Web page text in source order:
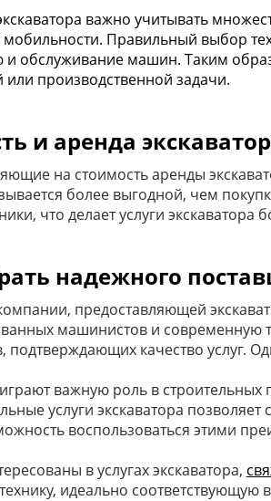
важно учитывать
Правильный выбор
и обслуживание машин. Таким
или производственной задачи.
и аренда
на стоимость аренды
более выгодной, чем
что делает услуги
надежного
предоставляющей
машинистов и современную
подтверждающих качество услуг.
важную роль в
услуги экскаватора
воспользоваться этими
в услугах экскаватора,
идеально